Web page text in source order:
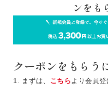
ンをも
クーポンをもらう
1. まずは、 こちらより会員登